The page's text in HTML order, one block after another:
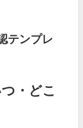
テンプレ
・どこ